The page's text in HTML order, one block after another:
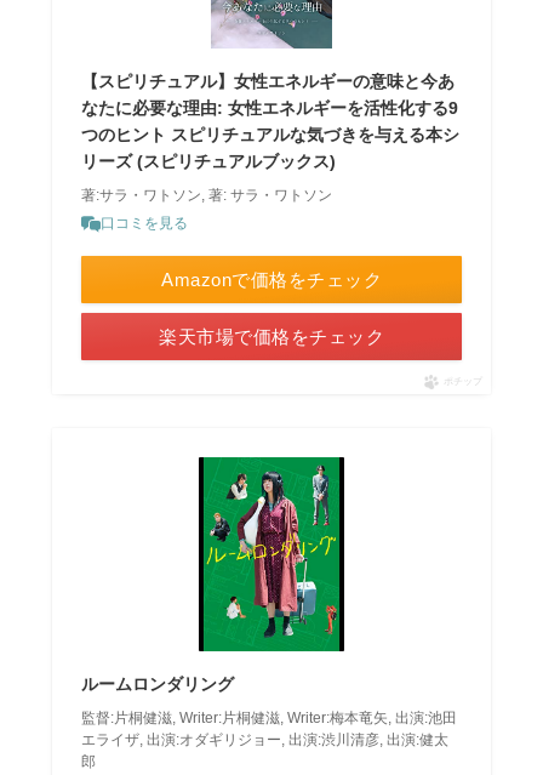
【スピリチュアル】女性エネルギーの意味と今あ
なたに必要な理由: 女性エネルギーを活性化する9
つのヒント スピリチュアルな気づきを与える本シ
リーズ (スピリチュアルブックス)
著:サラ・ワトソン, 著: サラ・ワトソン
口コミを見る
Amazonで価格をチェック
楽天市場で価格をチェック
ポチップ
ルームロンダリング
監督:片桐健滋, Writer:片桐健滋, Writer:梅本竜矢, 出演:池田
エライザ, 出演:オダギリジョー, 出演:渋川清彦, 出演:健太
郎